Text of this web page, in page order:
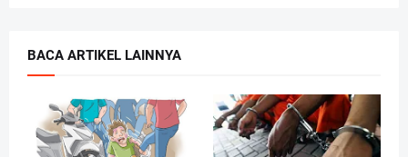
BACA ARTIKEL LAINNYA